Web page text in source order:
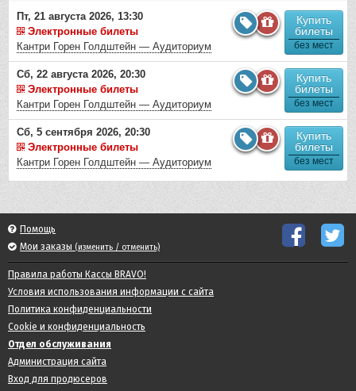
Пт, 21 августа 2026, 13:30
Электронные билеты
Кантри Горен Голдштейн — Аудиториум
Купить
билеты
без мест
Сб, 22 августа 2026, 20:30
Электронные билеты
Кантри Горен Голдштейн — Аудиториум
Купить
билеты
без мест
Сб, 5 сентября 2026, 20:30
Электронные билеты
Кантри Горен Голдштейн — Аудиториум
Купить
билеты
без мест
Помощь
Мои заказы (изменить / отменить)
Правила работы Кассы BRAVO!
Условия использования информации с сайта
Политика конфиденциальности
Cookie и конфиденциальность
Отдел обслуживания
Администрация сайта
Вход для продюсеров